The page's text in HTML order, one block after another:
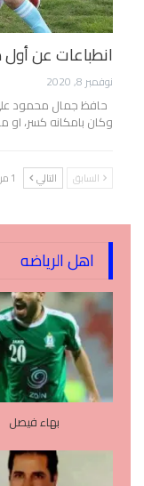
انطباعات عن أول
نوفمبر 8, 2020
حافظ جمال محمود
وكان بامكانه كسر، او
السابق التالي 1 من 685
اهل الرياضه
بهاء فيصل